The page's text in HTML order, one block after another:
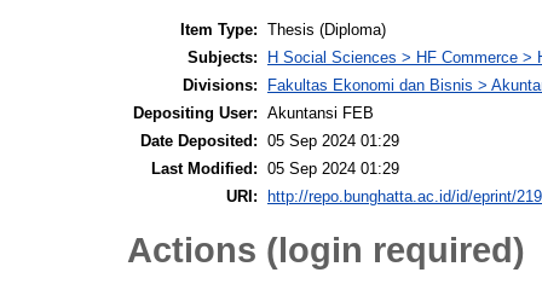
Item Type: Thesis (Diploma)
Subjects:
H Social Sciences > HF Commerce >
Divisions:
Fakultas Ekonomi dan Bisnis >
Depositing User: Akuntansi FEB
Date Deposited: 05 Sep 2024 01:29
Last Modified: 05 Sep 2024 01:29
URI:
http://repo.bunghatta.ac.id/id/eprint/
Actions (login required)